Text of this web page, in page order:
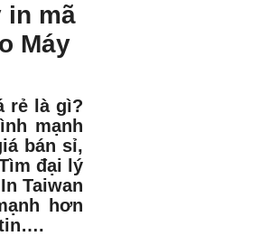
in mã
Máy
rẻ là gì?
mạnh
bán sỉ,
đại lý
Taiwan
hơn